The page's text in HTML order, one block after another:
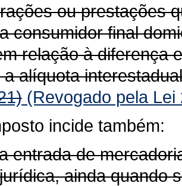
ou prestações
consumidor final
relação à diferença
alíquota
(Revogado pela
incide também:
entrada de
ainda quando